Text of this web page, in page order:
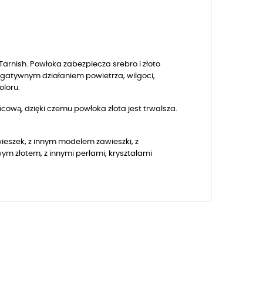
Powłoka zabezpiecza srebro i złoto
działaniem powietrza, wilgoci,
dzięki czemu powłoka złota jest trwalsza.
z innym modelem zawieszki, z
złotem, z innymi perłami, kryształami